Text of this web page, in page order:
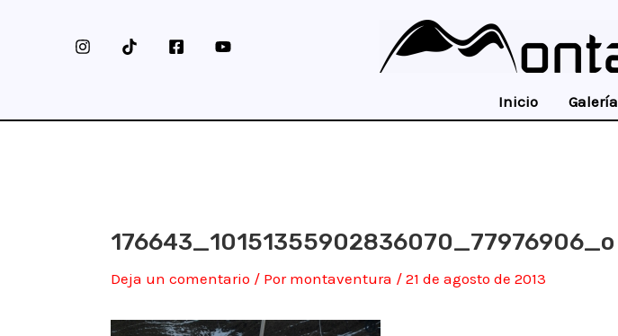
Inicio Galería
176643_10151355902836070_77976906_o
Deja un comentario / Por montaventura / 21 de agosto de 2013